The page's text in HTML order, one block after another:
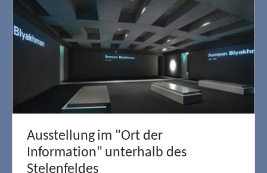
Ausstellung im "Ort der
Information" unterhalb des
Stelenfeldes